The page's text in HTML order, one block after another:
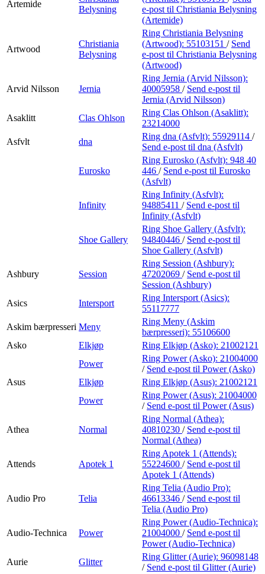
Artemide
Belysning
e-post til Christiania Belysning
(Artemide)
Artwood
Christiania
Belysning
Ring Christiania Belysning
(Artwood): 55103151 / Send
e-post til Christiania Belysning
(Artwood)
Arvid Nilsson Jernia
Ring Jernia (Arvid Nilsson):
40005958 / Send e-post til
Jernia (Arvid Nilsson)
Asaklitt
Clas Ohlson
Ring Clas Ohlson (Asaklitt):
23214000
Asfvlt
dna
Ring dna (Asfvlt): 55929114 /
Send e-post til dna (Asfvlt)
Eurosko
Ring Eurosko (Asfvlt): 948 40
446 / Send e-post til Eurosko
(Asfvlt)
Infinity
Ring Infinity (Asfvlt):
94885411 / Send e-post til
Infinity (Asfvlt)
Shoe Gallery
Ring Shoe Gallery (Asfvlt):
94840446 / Send e-post til
Shoe Gallery (Asfvlt)
Ashbury Session
Ring Session (Ashbury):
47202069 / Send e-post til
Session (Ashbury)
Asics
Intersport
Ring Intersport (Asics):
55117777
Askim bærpresseri Meny
Ring Meny (Askim
bærpresseri): 55106600
Asko
Elkjøp Ring Elkjøp (Asko): 21002121
Power
Ring Power (Asko): 21004000
/ Send e-post til Power (Asko)
Asus
Elkjøp Ring Elkjøp (Asus): 21002121
Power
Ring Power (Asus): 21004000
/ Send e-post til Power (Asus)
Athea Normal
Ring Normal (Athea):
40810230 / Send e-post til
Normal (Athea)
Attends Apotek 1
Ring Apotek 1 (Attends):
55224600 / Send e-post til
Apotek 1 (Attends)
Audio Pro Telia
Ring Telia (Audio Pro):
46613346 / Send e-post til
Telia (Audio Pro)
Audio-Technica Power
Ring Power (Audio-Technica):
21004000 / Send e-post til
Power (Audio-Technica)
Aurie
Glitter
Ring Glitter (Aurie): 96098148
/ Send e-post til Glitter (Aurie)